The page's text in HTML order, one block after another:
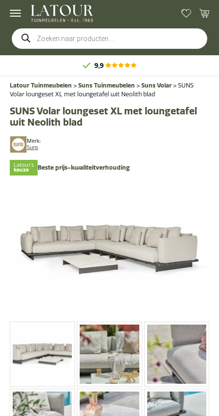
Producten
zoeken
9,9
Latour Tuinmeubelen > Suns Tuinmeubelen > Suns Volar > SUNS
Volar loungeset XL met loungetafel wit Neolith blad
Merk:
Suns
SUNS Volar loungeset XL met loungetafel
wit Neolith blad
Latour's
keuze Beste prijs-kwaliteitverhouding